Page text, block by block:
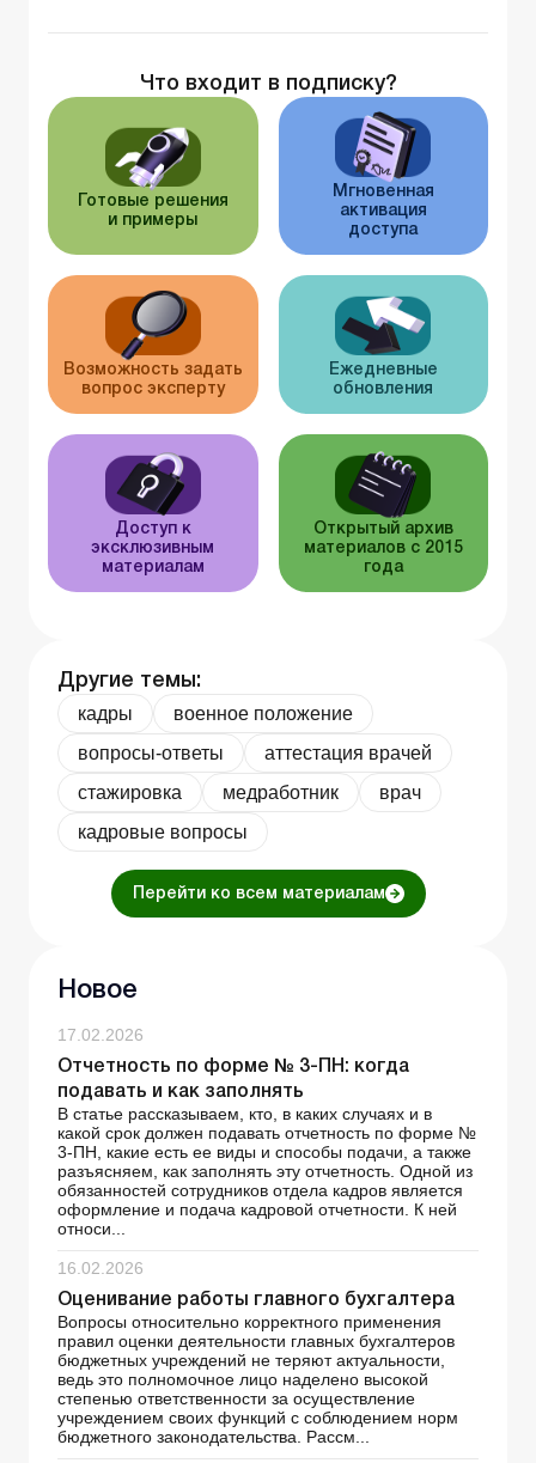
Что входит в подписку?
Готовые решения
и примеры
Мгновенная
активация
доступа
Возможность задать
вопрос эксперту
Ежедневные
обновления
Доступ к
эксклюзивным
материалам
Открытый архив
материалов с 2015
года
Другие темы:
кадры
военное положение
вопросы-ответы
аттестация врачей
стажировка
медработник
врач
кадровые вопросы
Перейти ко всем материалам
Новое
17.02.2026
Отчетность по форме № 3-ПН: когда
подавать и как заполнять
В статье рассказываем, кто, в каких случаях и в
какой срок должен подавать отчетность по форме №
3-ПН, какие есть ее виды и способы подачи, а также
разъясняем, как заполнять эту отчетность. Одной из
обязанностей сотрудников отдела кадров является
оформление и подача кадровой отчетности. К ней
относи...
16.02.2026
Оценивание работы главного бухгалтера
Вопросы относительно корректного применения
правил оценки деятельности главных бухгалтеров
бюджетных учреждений не теряют актуальности,
ведь это полномочное лицо наделено высокой
степенью ответственности за осуществление
учреждением своих функций с соблюдением норм
бюджетного законодательства. Рассм...